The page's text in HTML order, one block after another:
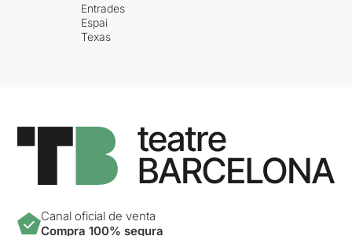
Entrades
Espai
Texas
Canal oficial de venta
Compra 100% segura